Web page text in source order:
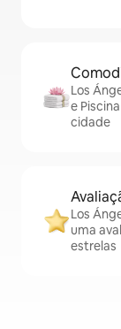
Los
e
cidade
Los
uma
estrelas